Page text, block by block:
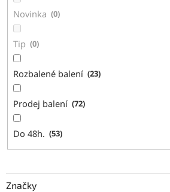
Novinka 0
Tip 0
Rozbalené balení 23
Prodej balení 72
Do 48h. 53
Značky